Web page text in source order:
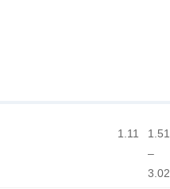
1.11
1.51
–
3.02